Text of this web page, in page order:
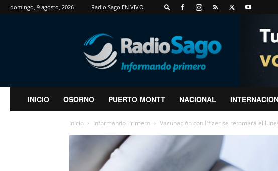
domingo, 9 agosto, 2026 Radio Sago EN VIVO
RadioSago
INICIO OSORNO PUERTO MONTT NACIONAL
Inicio Informando Primero Vacunación con Pfizer se retomará el